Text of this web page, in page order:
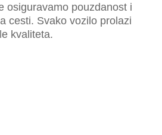
osiguravamo pouzdanost i
cesti. Svako vozilo prolazi
kvaliteta.